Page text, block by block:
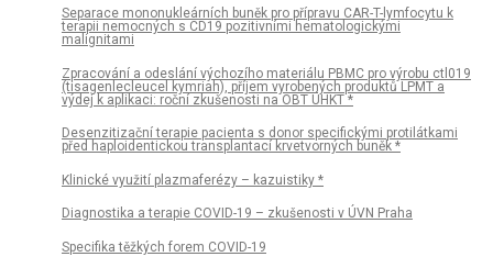
Separace mononukleárních buněk pro přípravu CAR-T-lymfocytu k
terapii nemocných s CD19 pozitivními hematologickými
malignitami
Zpracování a odeslání výchozího materiálu PBMC pro výrobu ctl019
(tisagenlecleucel kymriah), příjem vyrobených produktů LPMT a
výdej k aplikaci: roční zkušenosti na OBT ÚHKT *
Desenzitizační terapie pacienta s donor specifickými protilátkami
před haploidentickou transplantací krvetvorných buněk *
Klinické využití plazmaferézy – kazuistiky *
Diagnostika a terapie COVID-19 – zkušenosti v ÚVN Praha
Specifika těžkých forem COVID-19